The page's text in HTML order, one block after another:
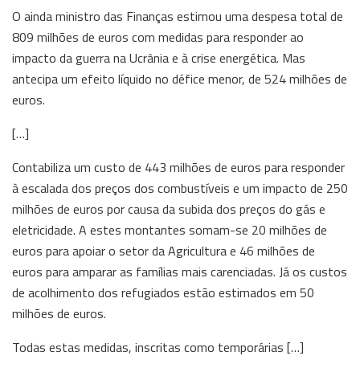
O ainda ministro das Finanças estimou uma despesa total de
809 milhões de euros com medidas para responder ao
impacto da guerra na Ucrânia e à crise energética. Mas
antecipa um efeito líquido no défice menor, de 524 milhões de
euros.
[…]
Contabiliza um custo de 443 milhões de euros para responder
à escalada dos preços dos combustíveis e um impacto de 250
milhões de euros por causa da subida dos preços do gás e
eletricidade. A estes montantes somam-se 20 milhões de
euros para apoiar o setor da Agricultura e 46 milhões de
euros para amparar as famílias mais carenciadas. Já os custos
de acolhimento dos refugiados estão estimados em 50
milhões de euros.
Todas estas medidas, inscritas como temporárias […]